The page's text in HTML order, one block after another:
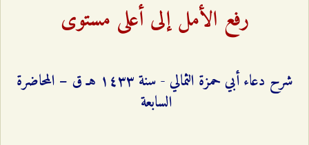
رفع الأمل إلى أعلى مستوى
شرح دعاء أبي حمزة الثمالي - سنة ۱٤٣٣ هـ ق – المحاضرة
السابعة